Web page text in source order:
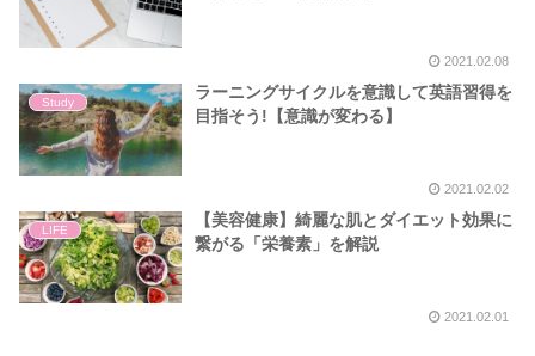
2021.02.08
Study
ラーニングサイクルを意識して英語習得を
目指そう!【意識が変わる】
2021.02.02
LIFE
【美容健康】綺麗な肌とダイエット効果に
繋がる「栄養素」を解説
2021.02.01